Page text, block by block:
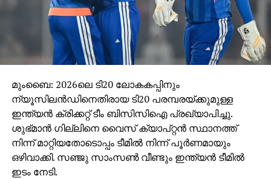
അവസാനിച്ചവെന്ന നിലയില്‍ അവരെ
തള്ളിക്കളയാനാവില്ലെന്നു ഡല്‍ഹി കോച്ച് ജിയാന്‍
ലൂക്ക സാംബ്രോട്ടയ്ക്കു നന്നായി അറിയാം. ഒന്നും
നഷ്ടപ്പെടാനില്ലാത്ത നിലയില്‍ അവസാന രണ്ടു
പുറത്തെടുക്കുക.
ഗോവയെ തോല്‍പ്പിക്കാന്‍ കഴിഞ്ഞാല്‍ പ്ലേ ഓഫിലേക്കു
യോഗ്യത നേടുന്നതിനു ആവശ്യമായ മികച്ച പോയിന്റ്
നില കൈവരിക്കാനാകുമെന്നു ജിയാന്‍ ലൂക്ക
സാംബ്രോട്ട പറഞ്ഞു. എന്നാല്‍, പ്ലേ ഓഫീനു
വേണ്ടിയുള്ള കണക്കുകൂട്ടലുകളൊക്കെ മാറ്റിവെച്ചു
മുംബൈ: 2026ലെ ടി20 ലോകകപ്പിനും
ന്യൂസിലന്‍ഡിനെതിരായ ടി20 പരമ്പരയ്ക്കുമുള്ള
ഇന്ത്യന്‍ ക്രിക്കറ്റ് ടീം ബിസിസിഐ പ്രഖ്യാപിച്ചു.
ശുഭ്മാന്‍ ഗില്ലിനെ വൈസ് ക്യാപ്റ്റന്‍ സ്ഥാനത്ത്
നിന്ന് മാറ്റിയതോടൊപ്പം ടീമില്‍ നിന്ന് പൂര്‍ണമായും
ഒഴിവാക്കി. സഞ്ജു സാംസണ്‍ വീണ്ടും ഇന്ത്യന്‍ ടീമില്‍
ഇടം നേടി.